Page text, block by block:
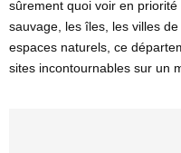
sûrement quoi voir en
sauvage, les îles, les villes
espaces naturels, ce
sites incontournables sur un